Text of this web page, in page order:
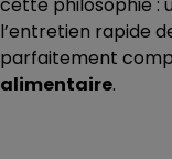
l’entretien rapide
parfaitement
alimentaire.